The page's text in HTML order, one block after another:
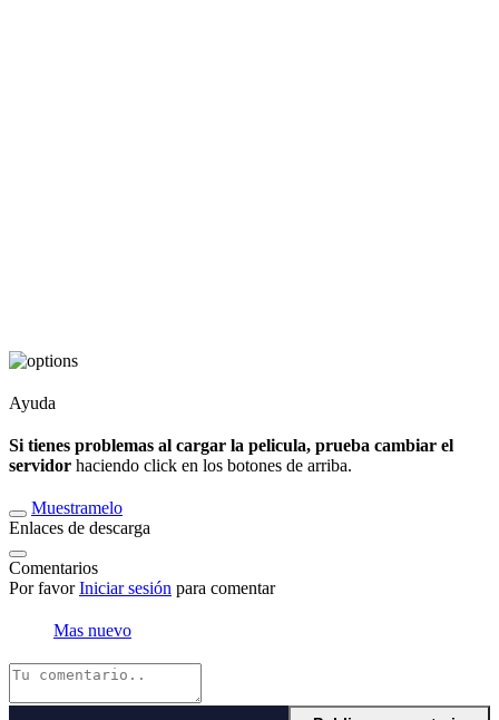
Ayuda
Si tienes problemas al cargar la pelicula, prueba cambiar el
servidor haciendo click en los botones de arriba.
Muestramelo
Enlaces de descarga
Comentarios
Por favorIniciar sesión para comentar
Mas nuevo